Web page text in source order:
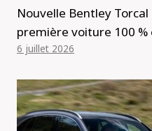
Nouvelle Bentley
première voiture 100
6 juillet 2026